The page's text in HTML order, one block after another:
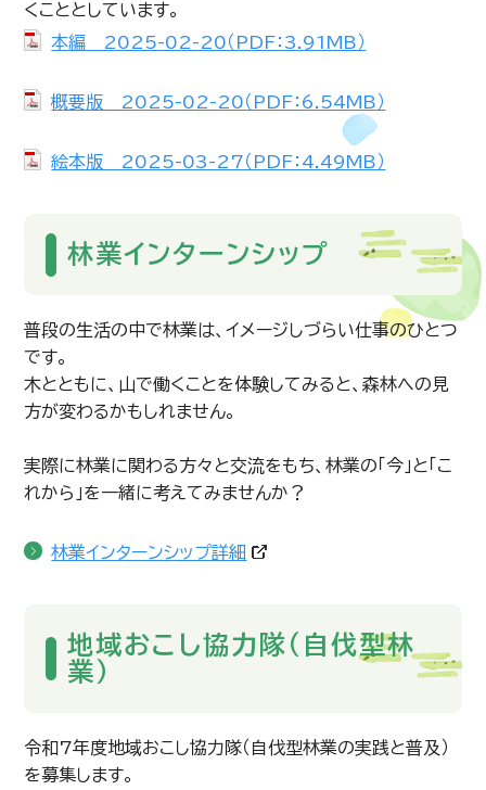
くこととしています。
本編 2025-02-20（PDF：3.91MB）
概要版 2025-02-20（PDF：6.54MB）
絵本版 2025-03-27（PDF：4.49MB）
林業インターンシップ
普段の生活の中で林業は、イメージしづらい仕事のひとつ
です。
木とともに、山で働くことを体験してみると、森林への見
方が変わるかもしれません。
実際に林業に関わる方々と交流をもち、林業の「今」と「こ
れから」を一緒に考えてみませんか？
林業インターンシップ詳細
地域おこし協力隊（自伐型林
業）
令和7年度地域おこし協力隊（自伐型林業の実践と普及）
を募集します。